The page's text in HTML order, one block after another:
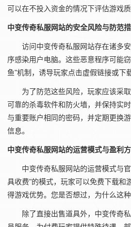
可以在不投入资金的情况下评估游戏
中变传奇私服网站的安全风险与防范
访问中变传奇私服网站存在诸多
序感染用户电脑。这些恶意程序可能
鱼"机制，诱导玩家点击虚假链接或下
为了防范这些风险，玩家应该采
可靠的杀毒软件和防火墙，并保持实
与重要账户相同的密码，并定期更换
信息。
中变传奇私服网站的运营模式与盈利
中变传奇私服网站的运营模式与
具收费"的模式，玩家可以免费下载和
得游戏优势。您是否想过，为什么这
除了直接出售道具外，中变传奇